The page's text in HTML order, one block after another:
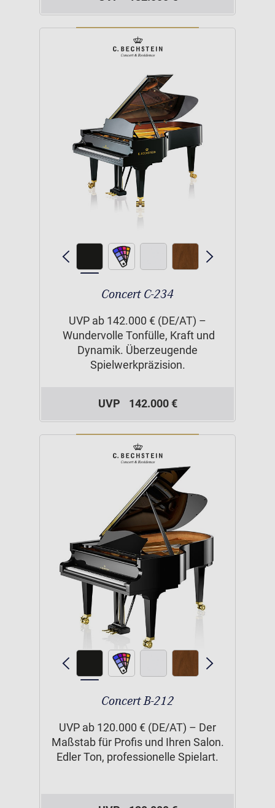
Concert C-234
UVP ab 142.000 € (DE/AT) –
Wundervolle Tonfülle, Kraft und
Dynamik. Überzeugende
Spielwerkpräzision.
UVP 142.000 €
Concert B-212
UVP ab 120.000 € (DE/AT) – Der
Maßstab für Profis und Ihren Salon.
Edler Ton, professionelle Spielart.